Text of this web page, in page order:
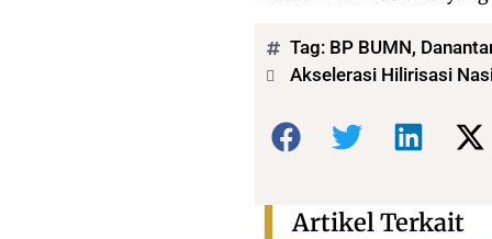
Tag: BP BUMN,
Akselerasi Hilirisasi
Bagikan:
Artikel Terkait